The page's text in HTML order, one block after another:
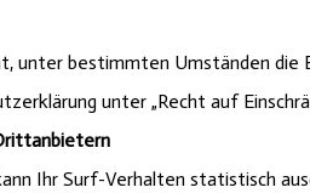
unter bestimmten Umständen
unter „Recht auf
Ihr Surf-Verhalten statistisch